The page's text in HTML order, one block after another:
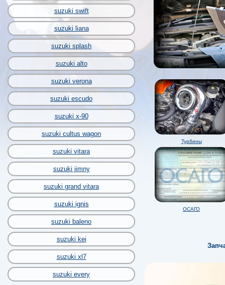
suzuki swift
suzuki liana
suzuki splash
suzuki alto
suzuki verona
suzuki escudo
suzuki x-90
suzuki cultus wagon
suzuki vitara
suzuki jimny
suzuki grand vitara
suzuki ignis
suzuki baleno
suzuki kei
suzuki xl7
suzuki every
Турбины
ОСАГО